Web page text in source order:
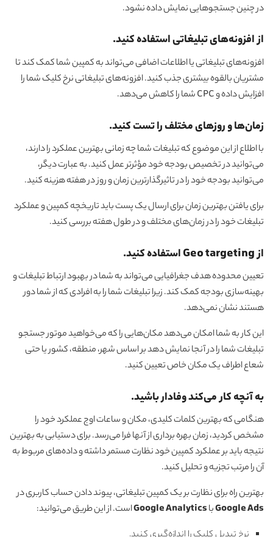
در چنین جستجوهایی نمایش داده نشود.
از افزونه‌های تبلیغاتی استفاده کنید.
افزونه‌های تبلیغاتی یا اطلاعات اضافی می‌تواند به کمپین شما کمک کند تا
مشتریان بالقوه بیشتری جذب کنید. افزونه‌های تبلیغاتی نرخ کلیک شما را
افزایش داده و CPC شما را کاهش می‌دهد.
زمان‌ها و روزهای مختلف را تست کنید.
با اطلاع از این موضوع که تبلیغات شما چه زمانی بهترین عملکرد را دارند،
می‌توانید در تخصیص بودجه خود مؤثرتر عمل کنید. به عبارت دیگر،
می‌توانید بودجه خود را در تاثیرگذارترین زمان و روز در هفته هزینه کنید.
برای یافتن بهترین زمان برای ارسال یک پست باید تاریخچه کمپین و عملکرد
تبلیغات خود را در زمان‌های مختلف و در طول هفته بررسی کنید.
از Geo targeting استفاده کنید .
تعیین محدوده هدف جغرافیایی می‌تواند به شما در بهبود ارتباط تبلیغات و
بهینه‌سازی بودجه کمک کند. زیرا تبلیغات شما را به افرادی که از شما دور
هستند نشان نمی‌دهد.
این کار به شما امکان می‌دهد مکان‌هایی را که می‌خواهید موتور جستجو
تبلیغات شما را در آنجا نمایش دهد بر اساس شهر، منطقه، کشور یا حتی
شعاع اطراف یک مکان خاص تعیین کنید.
به آنچه کار می‌کند وفادار باشید.
هنگامی که بهترین کلمات کلیدی، مکان و ساعات اوج عملکرد خود را
مشخص کردید، زمان بهره برداری از آنها فرا می‌رسد. برای دستیابی به بهترین
نتیجه باید بر عملکرد کمپین خود نظارت مستمر داشته و داده‌های مربوط به
آن را مرتب تجزیه و تحلیل کنید.
بهترین راه برای نظارت بر یک کمپین تبلیغاتی، پیوند دادن حساب کاربری در
Google AdsباGoogle Analyticsاست. از این طریق می‌توانید: